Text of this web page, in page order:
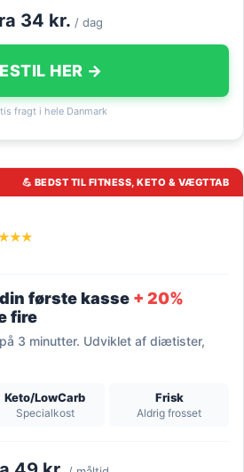
34 kr. / dag
HER →
fragt i hele Danmark
💪 BEDST TIL FITNESS, KETO & VÆGTTAB
første kasse + 20%
fire
3 minutter. Udviklet af diætister,
Keto/LowCarb
Specialkost
Frisk
Aldrig frosset